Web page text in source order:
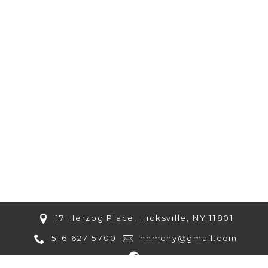
17 Herzog Place, Hicksville, NY 11801
516-627-5700 nhmcny@gmail.com